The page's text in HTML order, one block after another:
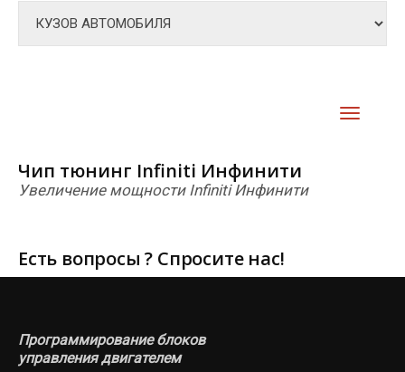
Чип тюнинг Infiniti Инфинити
Увеличение мощности Infiniti Инфинити
Есть вопросы ? Спросите нас!
Программирование блоков
управления двигателем